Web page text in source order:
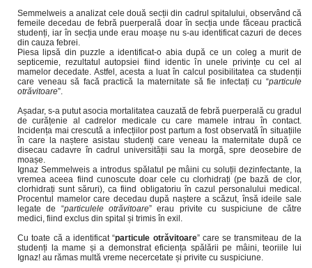
Semmelweis a analizat cele două secții din cadrul spitalului, observând că
femeile decedau de febră puerperală doar în secția unde făceau practică
studenți, iar în secția unde erau moașe nu s-au identificat cazuri de deces
din cauza febrei.
Piesa lipsă din puzzle a identificat-o abia după ce un coleg a murit de
septicemie, rezultatul autopsiei fiind identic în unele privințe cu cel al
mamelor decedate. Astfel, acesta a luat în calcul posibilitatea ca studenții
care veneau să facă practică la maternitate să fie infectați cu “particule
otrăvitoare”.
Așadar, s-a putut asocia mortalitatea cauzată de febră puerperală cu gradul
de curățenie al cadrelor medicale cu care mamele intrau în contact.
Incidența mai crescută a infecțiilor post partum a fost observată în situațiile
în care la naștere asistau studenți care veneau la maternitate după ce
disecau cadavre în cadrul universității sau la morgă, spre deosebire de
moașe.
Ignaz Semmelweis a introdus spălatul pe mâini cu soluții dezinfectante, la
vremea aceea fiind cunoscute doar cele cu clorhidrați (pe bază de clor,
clorhidrați sunt săruri), ca fiind obligatoriu în cazul personalului medical.
Procentul mamelor care decedau după naștere a scăzut, însă ideile sale
legate de “particulele otrăvitoare” erau privite cu suspiciune de către
medici, fiind exclus din spital și trimis în exil.
Cu toate că a identificat “particule otrăvitoare” care se transmiteau de la
studenți la mame și a demonstrat eficiența spălării pe mâini, teoriile lui
Ignaz! au rămas multă vreme necercetate și privite cu suspiciune.